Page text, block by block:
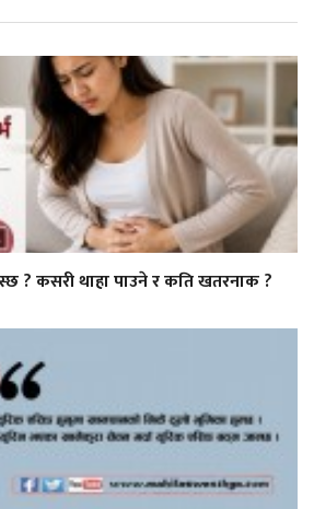
? कसरी थाहा पाउने र कति खतरनाक ?